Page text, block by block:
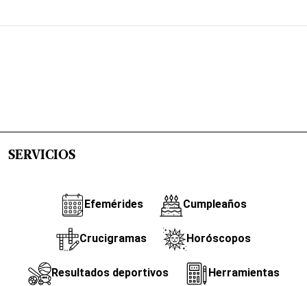
SERVICIOS
Efemérides Cumpleaños
Crucigramas Horóscopos
Resultados deportivos Herramientas